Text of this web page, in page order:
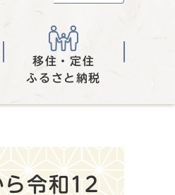
移住・定住
ふるさと納税
ら令和12